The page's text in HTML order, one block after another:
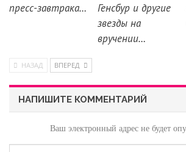
пресс-завтрака…
Генсбур и другие
звезды на
вручении…
НАЗАД ВПЕРЕД
НАПИШИТЕ КОММЕНТАРИЙ
Ваш электронный адрес не будет